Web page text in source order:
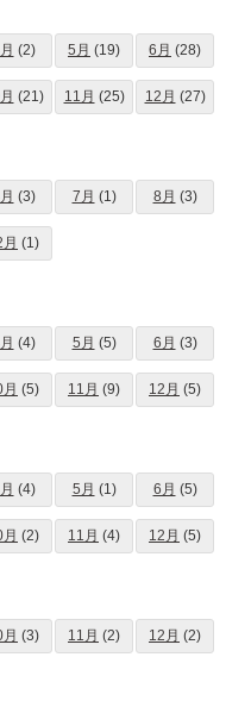
(2) 5月 (19) 6月 (28)
(21) 11月 (25) 12月 (27)
(3) 7月 (1) 8月 (3)
月 (1)
(4) 5月 (5) 6月 (3)
月 (5) 11月 (9) 12月 (5)
(4) 5月 (1) 6月 (5)
月 (2) 11月 (4) 12月 (5)
月 (3) 11月 (2) 12月 (2)